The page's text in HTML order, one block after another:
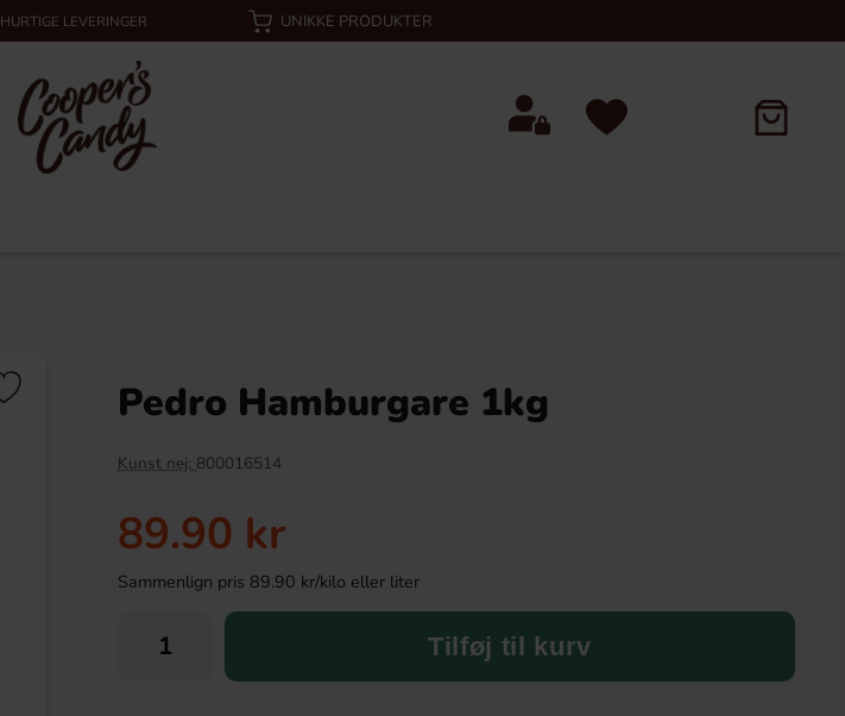
HURTIGE LEVERINGER UNIKKE PRODUKTER
Pedro Hamburgare 1kg
Kunst nej: 800016514
89.90 kr
Sammenlign pris 89.90 kr/kilo eller liter
Tilføj til kurv